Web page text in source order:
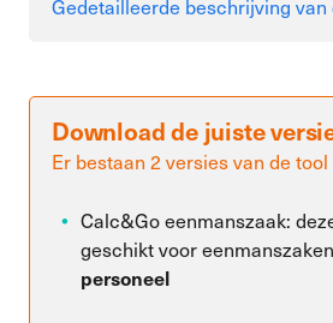
Gedetailleerde beschrijving
Download de juiste
Er bestaan 2 versies van de
Calc&Go eenmanszaak:
geschikt voor eenmanszaken
personeel